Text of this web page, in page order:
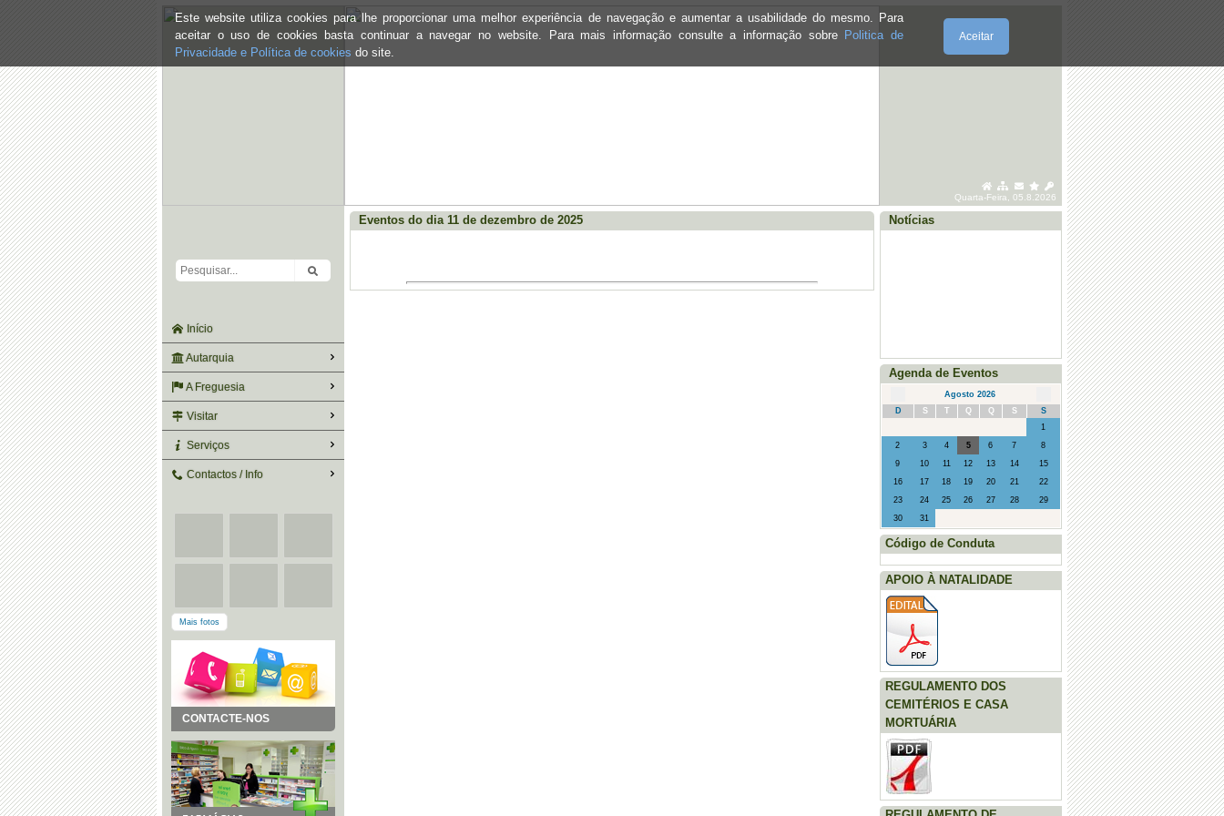
Este website utiliza cookies para lhe proporcionar uma melhor experiência de navegação e aumentar a usabilidade do mesmo. Para
aceitar o uso de cookies basta continuar a navegar no website. Para mais informação consulte a informação sobre Politica de
Privacidade e Política de cookies do site.
Aceitar
Quarta-Feira, 05.8.2026
Início
Autarquia
A Freguesia
Visitar
Serviços
Contactos / Info
Mais fotos
CONTACTE-NOS
Eventos do dia 11 de dezembro de 2025 Notícias
·Posto Saúde Móvel - Santo Adrião -
Agenda de Eventos
Agosto 2026
D
S T Q Q S
S
1
2
3 4 5 6 7
8
9
10 11 12 13 14
15
16
17 18 19 20 21
22
23
24 25 26 27 28
29
30
31
Código de Conduta
APOIO À NATALIDADE
REGULAMENTO DOS
CEMITÉRIOS E CASA
MORTUÁRIA